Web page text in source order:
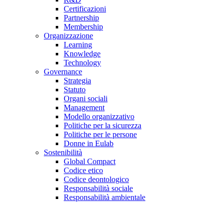
Certificazioni
Partnership
Membership
Organizzazione
Learning
Knowledge
Technology
Governance
Strategia
Statuto
Organi sociali
Management
Modello organizzativo
Politiche per la sicurezza
Politiche per le persone
Donne in Eulab
Sostenibilità
Global Compact
Codice etico
Codice deontologico
Responsabilità sociale
Responsabilità ambientale